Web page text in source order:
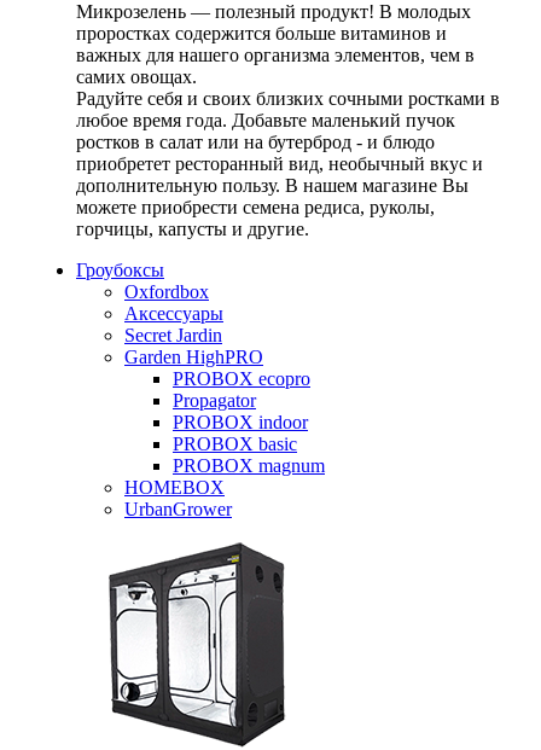
Микрозелень — полезный продукт! В молодых
проростках содержится больше витаминов и
важных для нашего организма элементов, чем в
самих овощах.
Радуйте себя и своих близких сочными ростками в
любое время года. Добавьте маленький пучок
ростков в салат или на бутерброд - и блюдо
приобретет ресторанный вид, необычный вкус и
дополнительную пользу. В нашем магазине Вы
можете приобрести семена редиса, руколы,
горчицы, капусты и другие.
Гроубоксы
Oxfordbox
Аксессуары
Secret Jardin
Garden HighPRO
PROBOX ecopro
Propagator
PROBOX indoor
PROBOX basic
PROBOX magnum
HOMEBOX
UrbanGrower